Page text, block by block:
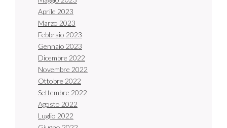
Aprile 2023
Marzo 2023
Febbraio 2023
Gennaio 2023
Dicembre 2022
Novembre 2022
Ottobre 2022
Settembre 2022
Agosto 2022
Luglio 2022